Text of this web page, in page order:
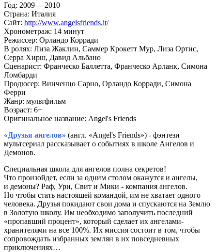
Год: 2009— 2010
Страна: Италия
Сайт: http://www.angelsfriends.it/
Хронометраж: 14 минут
Режиссер: Орландо Корради
В ролях: Лиза Жаклин, Саммер Крокетт Мур, Лиза Ортис,
Серра Хирш, Давид Альбано
Сценарист: Франческо Баллетта, Франческо Арланк, Симона
Ломбарди
Продюсер: Винченцо Сарно, Орландо Корради, Симона
Ферри
Жанр: мультфильм
Возраст: 6+
Оригинальное название: Angel's Friends
«Друзья ангелов» (англ. «Angel's Friends») - фэнтези
мультсериал рассказывает о событиях в школе Ангелов и
Демонов.
Специальная школа для ангелов полна секретов!
Что произойдет, если за одним столом окажутся и ангелы,
и демоны? Раф, Ури, Свит и Мики - компания ангелов.
Но чтобы стать настоящей командой, им не хватает одного
человека. Друзья покидают свои дома и спускаются на Землю
в Золотую школу. Им необходимо заполучить последний
«пропавший процент», который сделает их ангелами-
хранителями на все 100%. Их миссия состоит в том, чтобы
сопровождать избранных землян в их повседневных
приключениях…